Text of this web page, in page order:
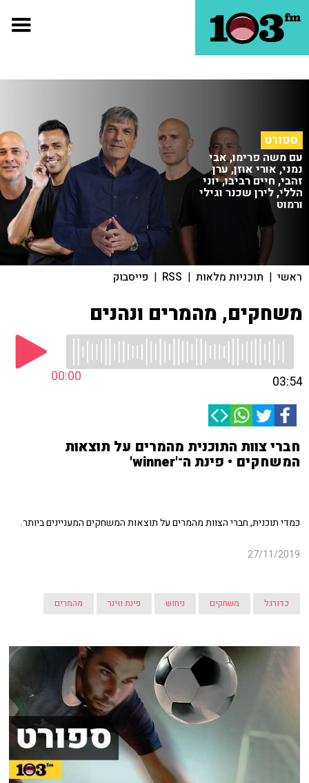
ספורט
עם משה פרימו, אבי
נמני, אורי אוזן, ערן
זהבי, חיים רביבו, יוני
הללי, לירן שכנר וגילי
ורמוט
ראשי | תוכניות מלאות |
RSS
| פייסבוק
משחקים, מהמרים ונהנים
00:00 03:54
חברי צוות התוכנית מהמרים על תוצאות
המשחקים • פינת ה־'winner'
כמדי תוכנית, חברי הצוות מהמרים על תוצאות המשחקים המעניינים ביותר.
27/11/2019
כדורגל משחקים ניחוש פינת ווינר מהמרים